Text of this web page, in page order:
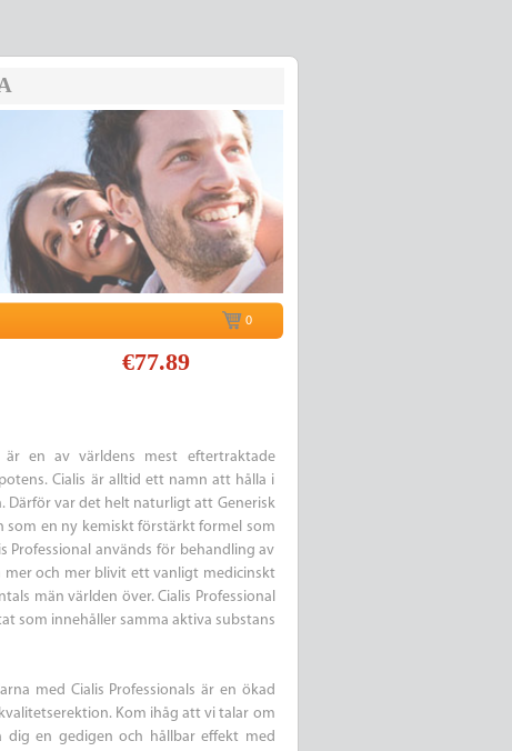
0
€77.89
en av världens mest eftertraktade
Cialis är alltid ett namn att hålla i
Därför var det helt naturligt att Generisk
som en ny kemiskt förstärkt formel som
Professional används för behandling av
mer och mer blivit ett vanligt medicinskt
män världen över. Cialis Professional
som innehåller samma aktiva substans
med Cialis Professionals är en ökad
Kom ihåg att vi talar om
en gedigen och hållbar effekt med